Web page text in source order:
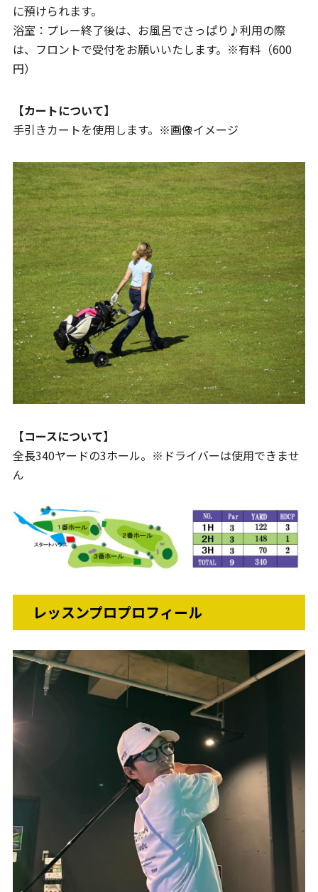
に預けられます。
浴室：プレー終了後は、お風呂でさっぱり♪利用の際
は、フロントで受付をお願いいたします。※有料（600
円）
【カートについて】
手引きカートを使用します。※画像イメージ
【コースについて】
全長340ヤードの3ホール。※ドライバーは使用できませ
ん
レッスンプロプロフィール